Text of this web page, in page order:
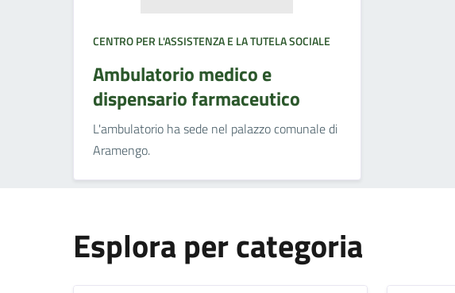
CENTRO PER L'ASSISTENZA E LA TUTELA SOCIALE
Ambulatorio medico e
dispensario farmaceutico
L'ambulatorio ha sede nel palazzo comunale di
Aramengo.
Esplora per categoria